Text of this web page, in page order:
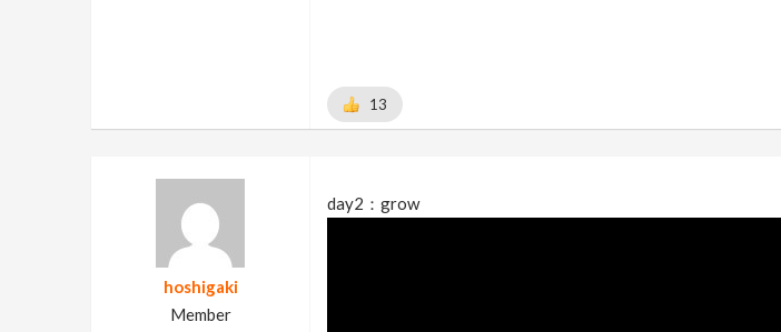
13
hoshigaki
Member
day2：grow